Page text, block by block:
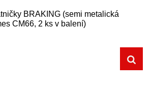
BRAKING (semi metalická
CM66, 2 ks v balení)